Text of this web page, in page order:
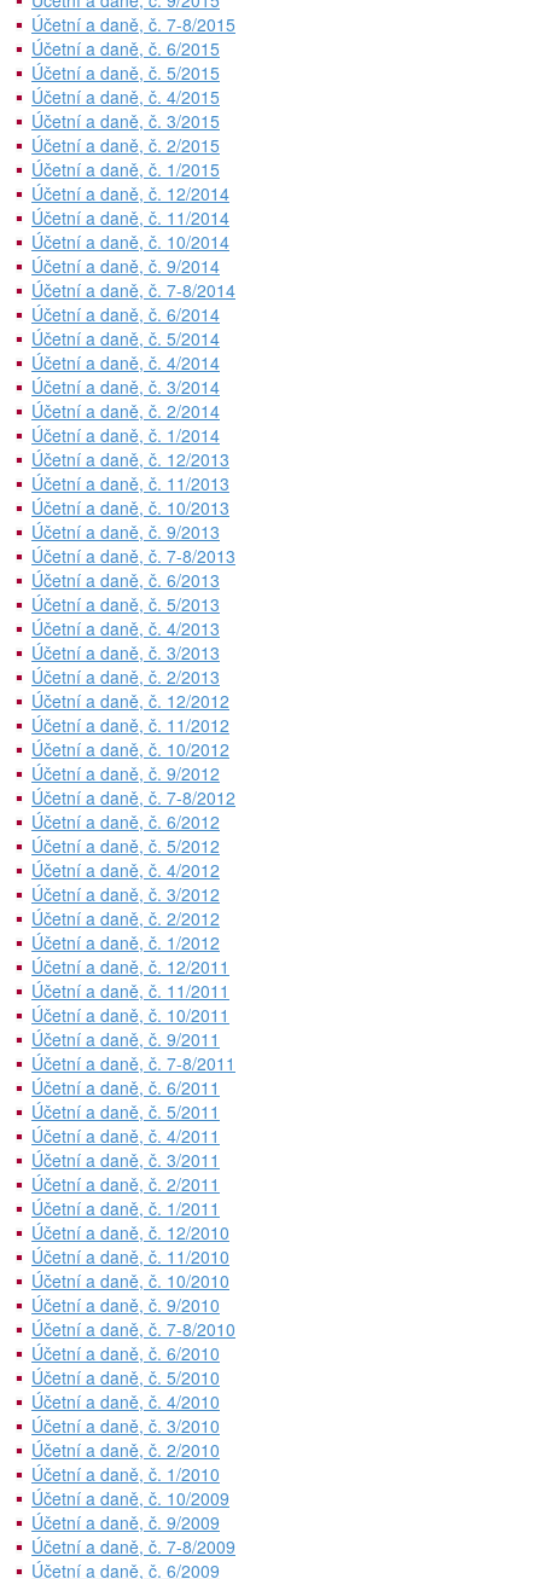
Účetní a daně, č. 7-8/2015
Účetní a daně, č. 6/2015
Účetní a daně, č. 5/2015
Účetní a daně, č. 4/2015
Účetní a daně, č. 3/2015
Účetní a daně, č. 2/2015
Účetní a daně, č. 1/2015
Účetní a daně, č. 12/2014
Účetní a daně, č. 11/2014
Účetní a daně, č. 10/2014
Účetní a daně, č. 9/2014
Účetní a daně, č. 7-8/2014
Účetní a daně, č. 6/2014
Účetní a daně, č. 5/2014
Účetní a daně, č. 4/2014
Účetní a daně, č. 3/2014
Účetní a daně, č. 2/2014
Účetní a daně, č. 1/2014
Účetní a daně, č. 12/2013
Účetní a daně, č. 11/2013
Účetní a daně, č. 10/2013
Účetní a daně, č. 9/2013
Účetní a daně, č. 7-8/2013
Účetní a daně, č. 6/2013
Účetní a daně, č. 5/2013
Účetní a daně, č. 4/2013
Účetní a daně, č. 3/2013
Účetní a daně, č. 2/2013
Účetní a daně, č. 12/2012
Účetní a daně, č. 11/2012
Účetní a daně, č. 10/2012
Účetní a daně, č. 9/2012
Účetní a daně, č. 7-8/2012
Účetní a daně, č. 6/2012
Účetní a daně, č. 5/2012
Účetní a daně, č. 4/2012
Účetní a daně, č. 3/2012
Účetní a daně, č. 2/2012
Účetní a daně, č. 1/2012
Účetní a daně, č. 12/2011
Účetní a daně, č. 11/2011
Účetní a daně, č. 10/2011
Účetní a daně, č. 9/2011
Účetní a daně, č. 7-8/2011
Účetní a daně, č. 6/2011
Účetní a daně, č. 5/2011
Účetní a daně, č. 4/2011
Účetní a daně, č. 3/2011
Účetní a daně, č. 2/2011
Účetní a daně, č. 1/2011
Účetní a daně, č. 12/2010
Účetní a daně, č. 11/2010
Účetní a daně, č. 10/2010
Účetní a daně, č. 9/2010
Účetní a daně, č. 7-8/2010
Účetní a daně, č. 6/2010
Účetní a daně, č. 5/2010
Účetní a daně, č. 4/2010
Účetní a daně, č. 3/2010
Účetní a daně, č. 2/2010
Účetní a daně, č. 1/2010
Účetní a daně, č. 10/2009
Účetní a daně, č. 9/2009
Účetní a daně, č. 7-8/2009
Účetní a daně, č. 6/2009